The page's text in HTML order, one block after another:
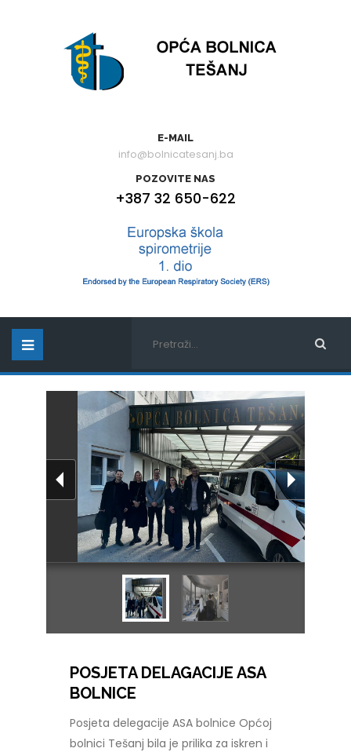
E-MAIL
info@bolnicatesanj.ba
POZOVITE NAS
+387 32 650-622
POSJETA DELAGACIJE ASA
BOLNICE
Posjeta delegacije ASA bolnice Općoj
bolnici Tešanj bila je prilika za iskren i